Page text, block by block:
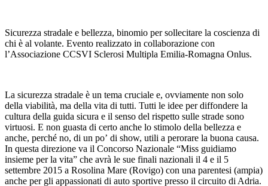
Sicurezza stradale e bellezza, binomio per sollecitare la coscienza di
chi è al volante. Evento realizzato in collaborazione con
l’Associazione CCSVI Sclerosi Multipla Emilia-Romagna Onlus.
La sicurezza stradale è un tema cruciale e, ovviamente non solo
della viabilità, ma della vita di tutti. Tutti le idee per diffondere la
cultura della guida sicura e il senso del rispetto sulle strade sono
virtuosi. E non guasta di certo anche lo stimolo della bellezza e
anche, perché no, di un po’ di show, utili a perorare la buona causa.
In questa direzione va il Concorso Nazionale “Miss guidiamo
insieme per la vita” che avrà le sue finali nazionali il 4 e il 5
settembre 2015 a Rosolina Mare (Rovigo) con una parentesi (ampia)
anche per gli appassionati di auto sportive presso il circuito di Adria.